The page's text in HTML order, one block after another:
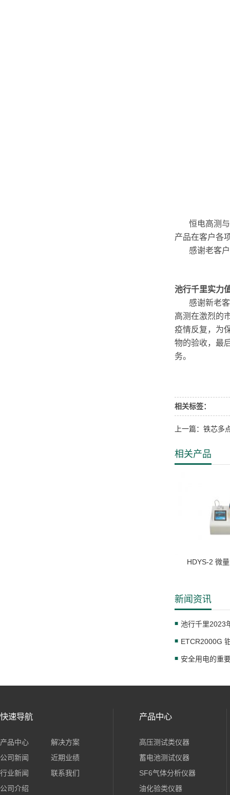
恒电高测与
产品在客户各
感谢老客户
池行千里实力
感谢新老客
高测在激烈的
疫情反复，为
物的验收，最
务。
相关标签：
上一篇：铁芯多
相关产品
HDYS-2 微
新闻资讯
池行千里2023
ETCR2000G
安全用电的重
快速导航
产品中心
解决方案
公司新闻
近期业绩
行业新闻
联系我们
公司介绍
产品中心
高压测试类仪器
蓄电池测试仪器
SF6气体分析仪器
油化验类仪器